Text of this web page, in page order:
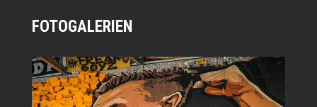
FOTOGALERIEN